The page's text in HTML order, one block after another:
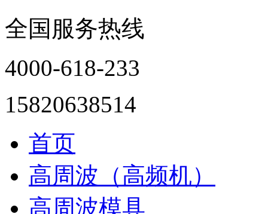
全国服务热线
4000-618-233
15820638514
首页
高周波（高频机）
高周波模具